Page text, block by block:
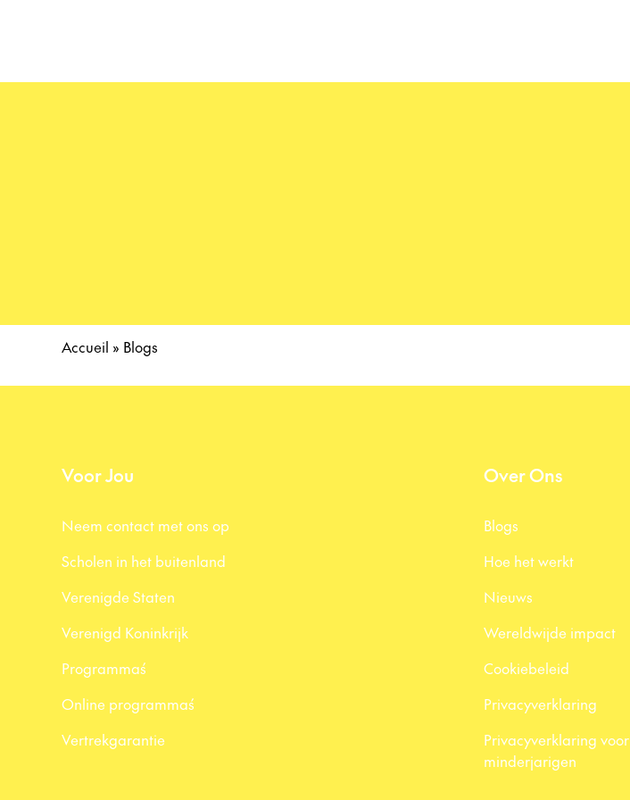
Accueil » Blogs
Voor Jou
Neem contact met ons op
Scholen in het buitenland
Verenigde Staten
Verenigd Koninkrijk
Programma´s
Online programma´s
Vertrekgarantie
Over Ons
Blogs
Hoe het werkt
Nieuws
Wereldwijde impact
Cookiebeleid
Privacyverklaring
Privacyverklaring voor
minderjarigen